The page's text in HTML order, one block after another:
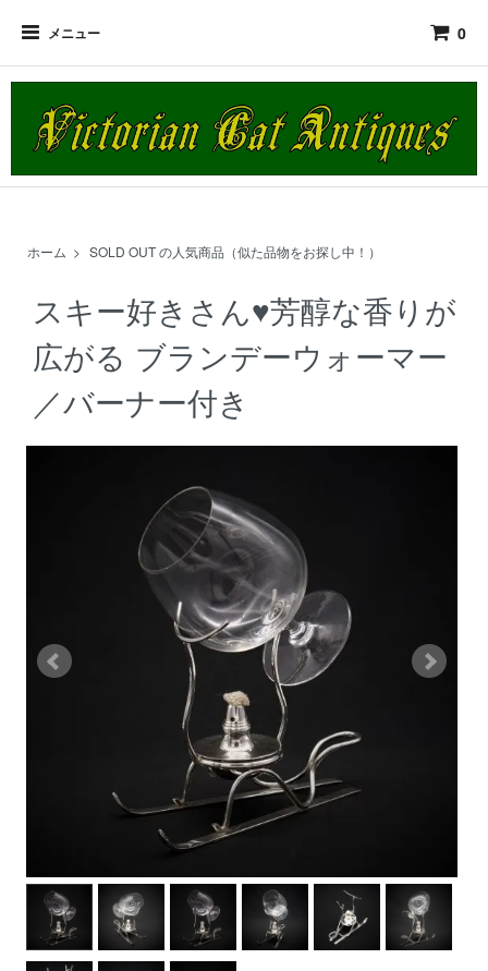
メニュー 0
ホーム > SOLD OUT の人気商品（似た品物をお探し中！）
スキー好きさん♥芳醇な香りが
広がる ブランデーウォーマー
／バーナー付き